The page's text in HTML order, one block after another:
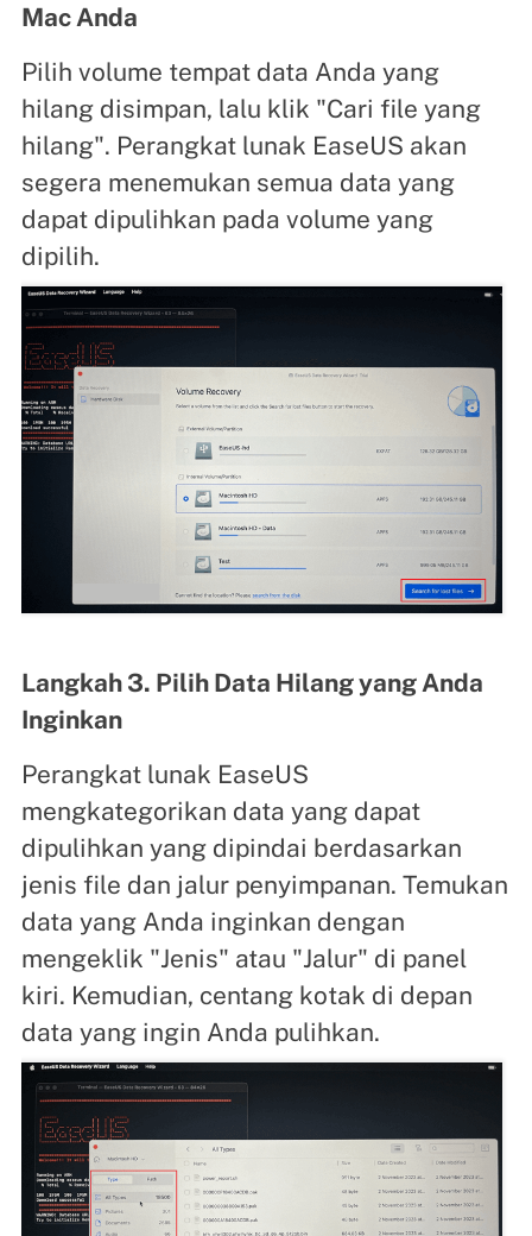
Mac Anda
Pilih volume tempat data Anda yang
hilang disimpan, lalu klik "Cari file yang
hilang". Perangkat lunak EaseUS akan
segera menemukan semua data yang
dapat dipulihkan pada volume yang
dipilih.
Langkah 3. Pilih Data Hilang yang Anda
Inginkan
Perangkat lunak EaseUS
mengkategorikan data yang dapat
dipulihkan yang dipindai berdasarkan
jenis file dan jalur penyimpanan. Temukan
data yang Anda inginkan dengan
mengeklik "Jenis" atau "Jalur" di panel
kiri. Kemudian, centang kotak di depan
data yang ingin Anda pulihkan.